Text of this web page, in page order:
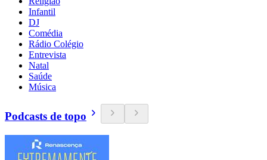
Infantil
DJ
Comédia
Rádio Colégio
Entrevista
Natal
Saúde
Música
Podcasts de topo